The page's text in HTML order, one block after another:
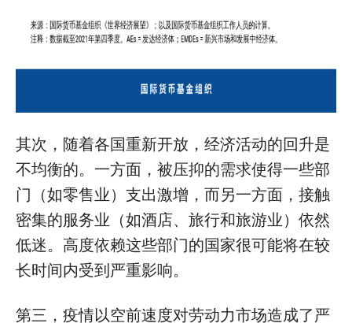
其次，随着各国重新开放，经济活动的回升是
不均衡的。一方面，被压抑的需求使得一些部
门（如零售业）支出激增，而另一方面，接触
密集的服务业（如酒店、旅行和旅游业）依然
低迷。高度依赖这些部门的国家很可能将在较
长时间内受到严重影响。
第三，疫情以空前速度对劳动力市场造成了严